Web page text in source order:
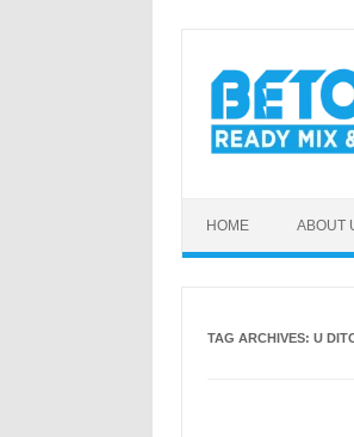
content
HOME ABOUT
TAG ARCHIVES: U